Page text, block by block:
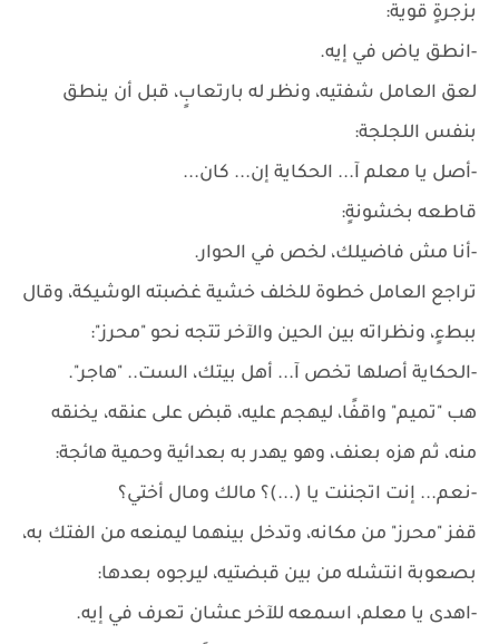
بزجرةٍ قوية:
-انطق ياض في إيه.
لعق العامل شفتيه، ونظر له بارتعابٍ، قبل أن ينطق
بنفس اللجلجة:
-أصل يا معلم آ... الحكاية إن... كان...
قاطعه بخشونةٍ:
-أنا مش فاضيلك، لخص في الحوار.
تراجع العامل خطوة للخلف خشية غضبته الوشيكة، وقال
ببطءٍ، ونظراته بين الحين والآخر تتجه نحو "محرز":
-الحكاية أصلها تخص آ... أهل بيتك، الست.. "هاجر".
هب "تميم" واقفًا، ليهجم عليه، قبض على عنقه، يخنقه
منه، ثم هزه بعنف، وهو يهدر به بعدائية وحمية هائجة:
-نعم... إنت اتجننت يا (...)؟ مالك ومال أختي؟
قفز "محرز" من مكانه، وتدخل بينهما ليمنعه من الفتك به،
بصعوبة انتشله من بين قبضتيه، ليرجوه بعدها:
-اهدى يا معلم، اسمعه للآخر عشان تعرف في إيه.